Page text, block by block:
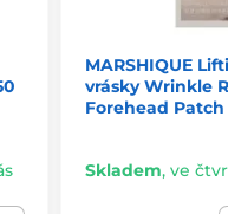
MARSHIQUE
vrásky Wrinkle
Forehead Patch
Skladem, ve